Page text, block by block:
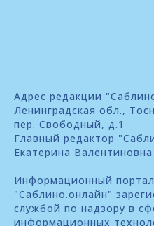
Адрес редакции
Ленинградская обл.,
пер. Свободный, д.1
Главный редактор
Екатерина Валентиновна
Информационный
"Саблино.онлайн"
службой по надзору в
информационных